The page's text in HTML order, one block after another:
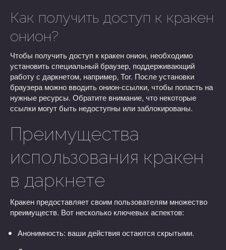
Как получить доступ к кракен
онион?
Чтобы получить доступ к кракен онион, необходимо
установить специальный браузер, поддерживающий
работу с даркнетом, например, Tor. После установки
браузера можно вводить онион-ссылки, чтобы попасть на
нужные ресурсы. Обратите внимание, что некоторые
ссылки могут быть недоступны или заблокированы.
Преимущества
использования кракен
в даркнете
Кракен предоставляет своим пользователям множество
преимуществ. Вот несколько ключевых аспектов:
Анонимность: ваши действия остаются скрытыми.